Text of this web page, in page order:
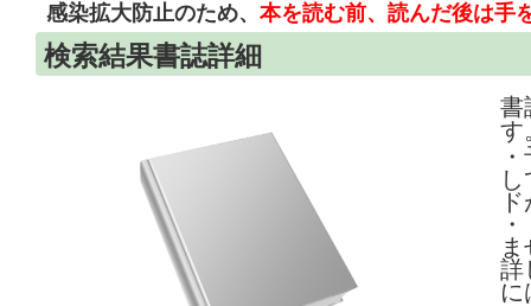
感染拡大防止のため、本を読む前、読んだ後は手
検索結果書誌詳細
書
す
詳
に